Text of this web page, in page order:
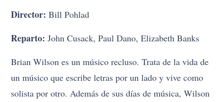
Director:Bill Pohlad
Reparto:John Cusack, Paul Dano, Elizabeth Banks
Brian Wilson es un músico recluso. Trata de la vida de
un músico que escribe letras por un lado y vive como
solista por otro. Además de sus días de música, Wilson